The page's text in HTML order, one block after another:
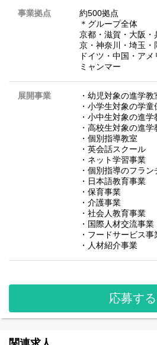
事業拠点
約500拠点
＊グループ全体
京都・滋賀・大阪・
京・神奈川・埼玉・
ドイツ・中国・ア
ミャンマー
展開事業
・幼児対象の進学教
・小学生対象の学童
・小中生対象の進学
・高校生対象の進学
・個別指導教室
・英会話スクール
・ネット学習事業
・個別指導のフラ
・日本語教育事業
・保育事業
・介護事業
・社会人教育事業
・国際人材交流事業
・フードサービス事
・人材紹介事業
応募する